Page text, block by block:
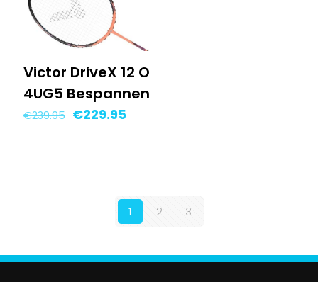
Victor DriveX 12 O
4UG5 Bespannen
€239.95 Oorspronkelijke
€229.95Huidige
1 2 3